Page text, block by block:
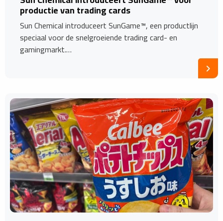
productie van trading cards
Sun Chemical introduceert SunGame™, een productlijn
speciaal voor de snelgroeiende trading card- en
gamingmarkt.…